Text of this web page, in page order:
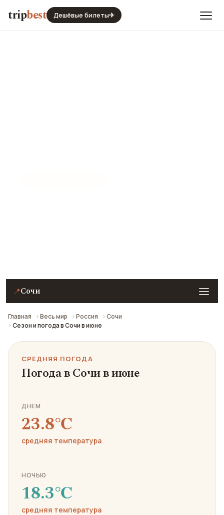
tripbest Дешёвые билеты✈
📍Сочи
Главная Весь мир Россия
Сочи
Сезон и погода в Сочи в июне
СРЕДНЯЯ ПОГОДА
Погода в Сочи в июне
ДНЕМ
23.8℃
средняя температура
НОЧЬЮ
18.3℃
средняя температура